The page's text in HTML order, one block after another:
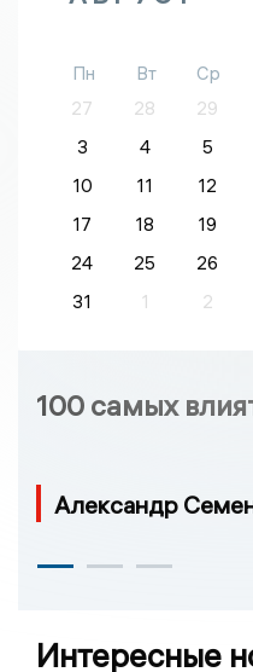
Пн Вт Ср
27
28 29
3
4 5
10
11 12
17
18 19
24
25 26
31
1 2
100 самых
Александр
Интересные